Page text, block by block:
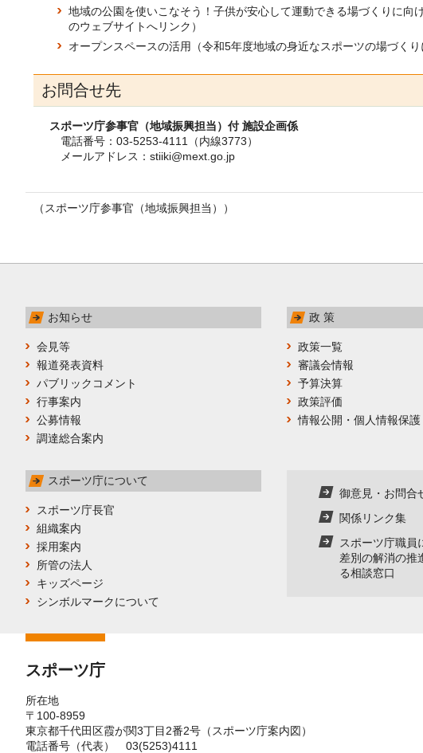
地域の公園を使いこなそう！子供が安心して運動できる場づくりに向
のウェブサイトへリンク）
オープンスペースの活用（令和5年度地域の身近なスポーツの場づく
お問合せ先
スポーツ庁参事官（地域振興担当）付 施設企画係
電話番号：03-5253-4111（内線3773）
メールアドレス：stiiki@mext.go.jp
（スポーツ庁参事官（地域振興担当））
お知らせ
会見等
報道発表資料
パブリックコメント
行事案内
公募情報
調達総合案内
政 策
政策一覧
審議会情報
予算決算
政策評価
情報公開・個人情報保護
スポーツ庁について
スポーツ庁長官
組織案内
採用案内
所管の法人
キッズページ
シンボルマークについて
御意見・お問合
関係リンク集
スポーツ庁職員
差別の解消の推
る相談窓口
スポーツ庁
所在地
〒100-8959
東京都千代田区霞が関3丁目2番2号（ スポーツ庁案内図）
電話番号（代表） 03(5253)4111